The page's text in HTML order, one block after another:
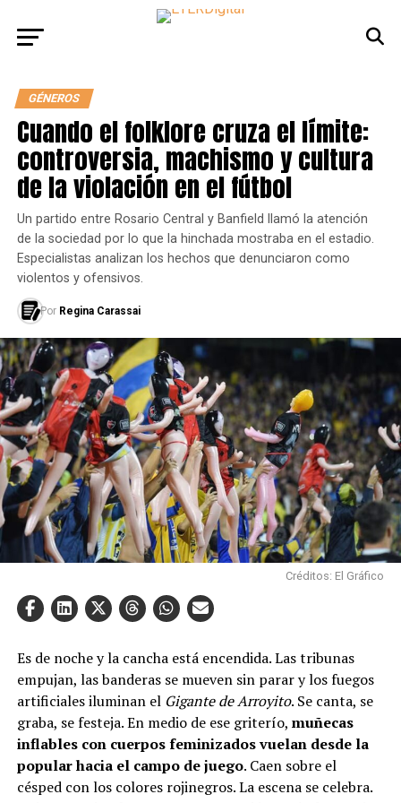
GÉNEROS
Cuando el folklore cruza el límite:
controversia, machismo y cultura
de la violación en el fútbol
Un partido entre Rosario Central y Banfield llamó la atención
de la sociedad por lo que la hinchada mostraba en el estadio.
Especialistas analizan los hechos que denunciaron como
violentos y ofensivos.
Por Regina Carassai
Créditos: El Gráfico
Es de noche y la cancha está encendida. Las tribunas
empujan, las banderas se mueven sin parar y los fuegos
artificiales iluminan el Gigante de Arroyito. Se canta, se
graba, se festeja. En medio de ese griterío, muñecas
inflables con cuerpos feminizados vuelan desde la
popular hacia el campo de juego. Caen sobre el
césped con los colores rojinegros. La escena se celebra.